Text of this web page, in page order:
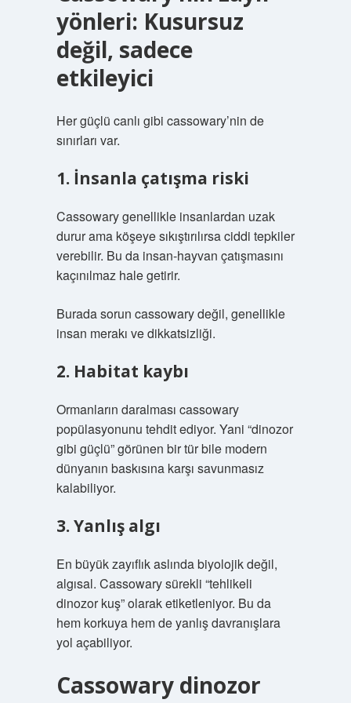
yönleri: Kusursuz
değil, sadece
etkileyici
Her güçlü canlı gibi cassowary’nin de
sınırları var.
1. İnsanla çatışma riski
Cassowary genellikle insanlardan uzak
durur ama köşeye sıkıştırılırsa ciddi tepkiler
verebilir. Bu da insan-hayvan çatışmasını
kaçınılmaz hale getirir.
Burada sorun cassowary değil, genellikle
insan merakı ve dikkatsizliği.
2. Habitat kaybı
Ormanların daralması cassowary
popülasyonunu tehdit ediyor. Yani “dinozor
gibi güçlü” görünen bir tür bile modern
dünyanın baskısına karşı savunmasız
kalabiliyor.
3. Yanlış algı
En büyük zayıflık aslında biyolojik değil,
algısal. Cassowary sürekli “tehlikeli
dinozor kuş” olarak etiketleniyor. Bu da
hem korkuya hem de yanlış davranışlara
yol açabiliyor.
Cassowary dinozor